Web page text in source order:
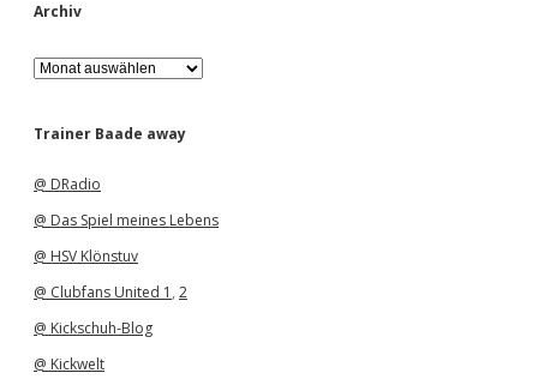
Archiv
A
r
h
Trainer Baade away
@ DRadio
@ Das Spiel meines Lebens
@ HSV Klönstuv
@ Clubfans United 1 , 2
@ Kickschuh-Blog
@ Kickwelt